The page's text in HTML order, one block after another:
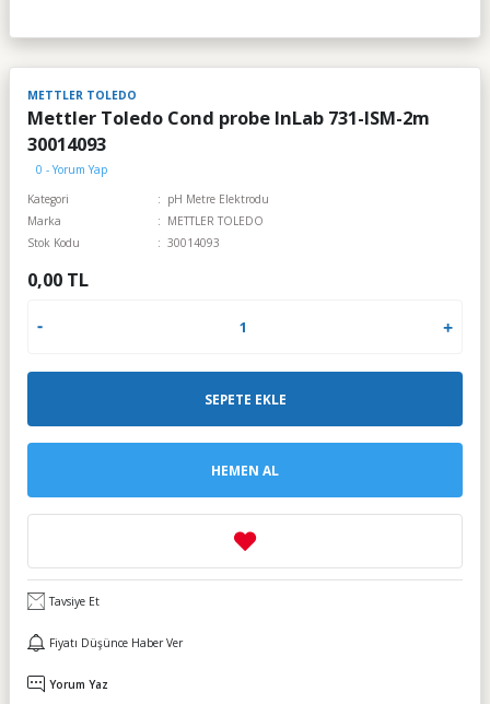
METTLER TOLEDO
Mettler Toledo Cond probe InLab 731-ISM-2m
30014093
0 - Yorum Yap
Kategori
pH Metre Elektrodu
Marka
METTLER TOLEDO
Stok Kodu
30014093
0,00 TL
SEPETE EKLE
HEMEN AL
Tavsiye Et
Fiyatı Düşünce Haber Ver
Yorum Yaz